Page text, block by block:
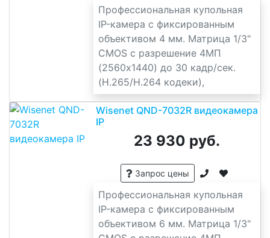
Профессиональная купольная
IP-камера с фиксированным
объективом 4 мм. Матрица 1/3"
CMOS с разрешение 4МП
(2560x1440) до 30 кадр/сек.
(H.265/H.264 кодеки),
Wisenet QND-7032R видеокамера
IP
23 930 руб.
Запрос цены
Профессиональная купольная
IP-камера с фиксированным
объективом 6 мм. Матрица 1/3"